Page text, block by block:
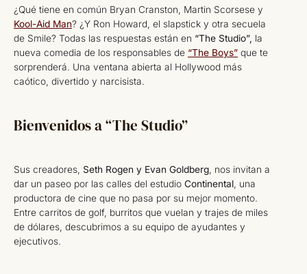
¿Qué tiene en común Bryan Cranston, Martin Scorsese y
Kool-Aid Man? ¿Y Ron Howard, el slapstick y otra secuela
de Smile? Todas las respuestas están en “The Studio”, la
nueva comedia de los responsables de “The Boys” que te
sorprenderá. Una ventana abierta al Hollywood más
caótico, divertido y narcisista.
Bienvenidos a “The Studio”
Sus creadores, Seth Rogen y Evan Goldberg, nos invitan a
dar un paseo por las calles del estudio Continental, una
productora de cine que no pasa por su mejor momento.
Entre carritos de golf, burritos que vuelan y trajes de miles
de dólares, descubrimos a su equipo de ayudantes y
ejecutivos.